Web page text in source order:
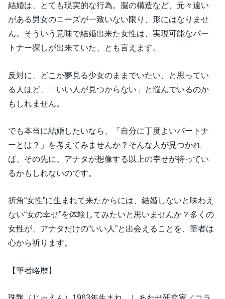
結婚は、とても現実的な行為。脳の構造など、元々違い
がある男女のニーズが一致いない限り、形にはなりませ
ん。そういう意味で結婚出来た女性は、実現可能なパー
トナー探しが出来ていた、とも言えます。
反対に、どこか夢見る少女のままでいたい、と思ってい
る人ほど、「いい人が見つからない」と悩んでいるのか
もしれません。
でも本当に結婚したいなら、「自分に丁度よいパートナ
ーとは？」を考えてみませんか？そんな人が見つかれ
ば、その先に、アナタが想像する以上の幸せが待ってい
るかもしれないのです。
折角“女性”に生まれて来たからには、結婚しないと味わえ
ない“女の幸せ”を体験してみたいと思いませんか？多くの
女性が、アナタだけの“いい人”と出会えることを、筆者は
心から祈ります。
【筆者略歴】